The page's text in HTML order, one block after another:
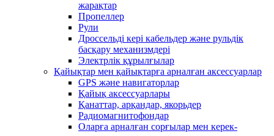
жарақтар
Пропеллер
Рули
Дроссельді кері кабельдер және рульдік
басқару механизмдері
Электрлік құрылғылар
Қайықтар мен қайықтарға арналған аксессуарлар
GPS және навигаторлар
Қайық аксессуарлары
Қанаттар, арқандар, якорьдер
Радиомагнитофондар
Оларға арналған сорғылар мен керек-